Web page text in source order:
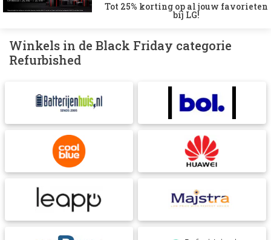
Tot 25% korting op al jouw favorieten
bij LG!
Winkels in de Black Friday categorie
Refurbished